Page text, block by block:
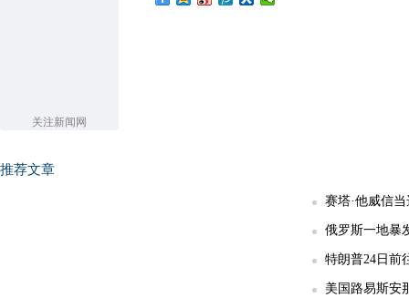
关注新闻网
推荐文章
赛塔·他威信
俄罗斯一地暴
特朗普24日前
美国路易斯安